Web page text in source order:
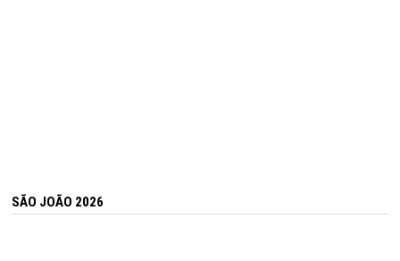
SÃO JOÃO 2026